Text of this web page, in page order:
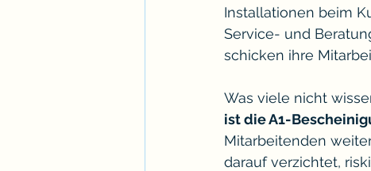
Installationen beim
Service- und
schicken ihre
Was viele nicht
ist die A1-
Mitarbeitenden
darauf verzichtet,